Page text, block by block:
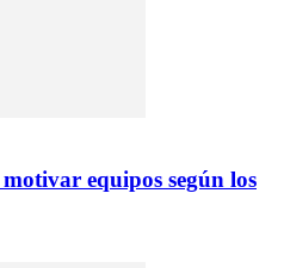
equipos según los